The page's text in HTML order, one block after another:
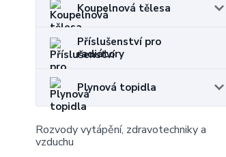
Koupelnová tělesa
Příslušenství pro
radiátory
Plynová topidla
Rozvody vytápění, zdravotechniky a
vzduchu